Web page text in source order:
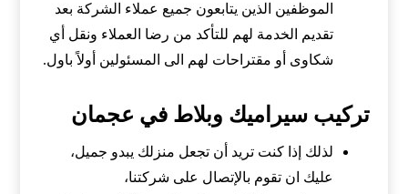
الموظفين الذين يتابعون جميع عملاء الشركة بعد
تقديم الخدمة لهم للتأكد من رضا العملاء ونقل أي
شكاوى أو مقتراحات لهم الى المسئولين أولاً باول.
تركيب سيراميك وبلاط في عجمان
لذلك إذا كنت تريد أن تجعل منزلك يبدو جميل،
عليك ان تقوم بالإتصال على شركتنا،